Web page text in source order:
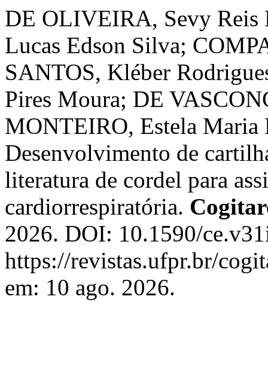
DE OLIVEIRA, Sevy
Lucas Edson Silva;
SANTOS, Kléber
Pires Moura; DE
MONTEIRO, Estela Maria
Desenvolvimento de
literatura de cordel para
cardiorrespiratória.
2026. DOI: 10.1590/
https://revistas.ufpr.br/
em: 10 ago. 2026.